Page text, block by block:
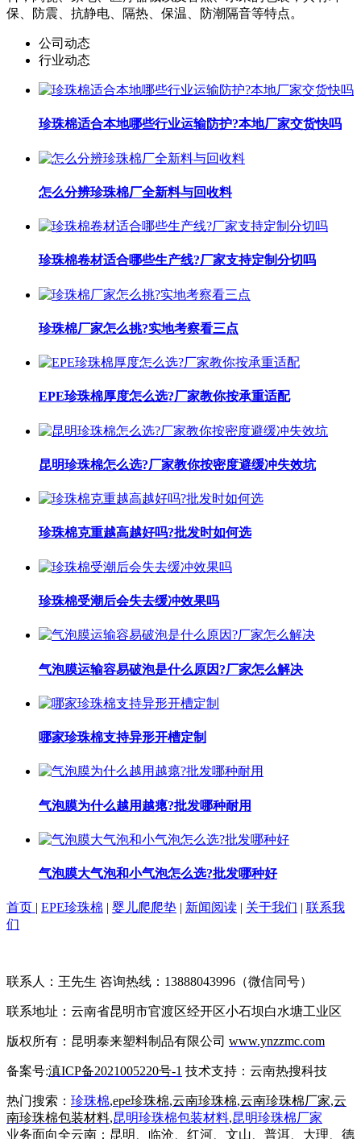
保、防震、抗静电、隔热、保温、防潮隔音等特点。
公司动态
行业动态
珍珠棉适合本地哪些行业运输防护?本地厂家交货快吗
怎么分辨珍珠棉厂全新料与回收料
珍珠棉卷材适合哪些生产线?厂家支持定制分切吗
珍珠棉厂家怎么挑?实地考察看三点
EPE珍珠棉厚度怎么选?厂家教你按承重适配
昆明珍珠棉怎么选?厂家教你按密度避缓冲失效坑
珍珠棉克重越高越好吗?批发时如何选
珍珠棉受潮后会失去缓冲效果吗
气泡膜运输容易破泡是什么原因?厂家怎么解决
哪家珍珠棉支持异形开槽定制
气泡膜为什么越用越瘪?批发哪种耐用
气泡膜大气泡和小气泡怎么选?批发哪种好
首页 | EPE珍珠棉 | 婴儿爬爬垫 | 新闻阅读 | 关于我们 | 联系我
们
联系人：王先生 咨询热线：13888043996（微信同号）
联系地址：云南省昆明市官渡区经开区小石坝白水塘工业区
版权所有：昆明泰来塑料制品有限公司 www.ynzzmc.com
备案号:滇ICP备2021005220号-1 技术支持：云南热搜科技
热门搜索： 珍珠棉,epe珍珠棉,云南珍珠棉,云南珍珠棉厂家,云
南珍珠棉包装材料,昆明珍珠棉包装材料,昆明珍珠棉厂家
业务面向全云南：昆明、临沧、红河、文山、普洱、大理、德